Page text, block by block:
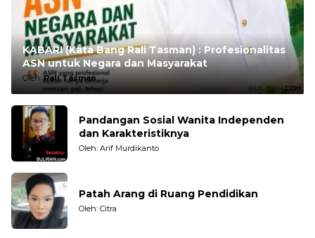
KABARI (Kata Bang Rali Tasman) : Profesionalitas
ASN untuk Negara dan Masyarakat
Oleh:Rali Tasman
Pandangan Sosial Wanita Independen
dan Karakteristiknya
Oleh: Arif Murdikanto
Patah Arang di Ruang Pendidikan
Oleh: Citra